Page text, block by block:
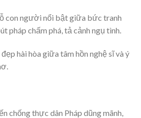
con người nổi bật giữa bức tranh
pháp chấm phá, tả cảnh ngụ tình.
hài hòa giữa tâm hồn nghệ sĩ và ý
chống thực dân Pháp dũng mãnh,